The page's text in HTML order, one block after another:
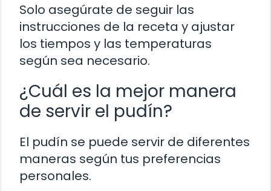
Solo asegúrate de seguir las
instrucciones de la receta y ajustar
los tiempos y las temperaturas
según sea necesario.
¿Cuál es la mejor manera
de servir el pudín?
El pudín se puede servir de diferentes
maneras según tus preferencias
personales.